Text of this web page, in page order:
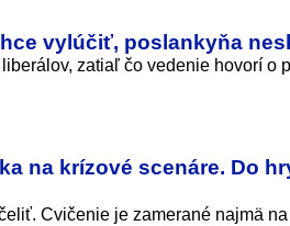
vylúčiť, poslankyňa
zatiaľ čo vedenie hovorí o
na krízové scenáre. Do
Cvičenie je zamerané najmä